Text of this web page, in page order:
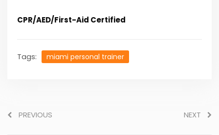
CPR/AED/First-Aid Certified
Tags: miami personal trainer
PREVIOUS NEXT